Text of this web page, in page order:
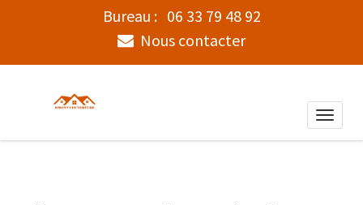
Bureau : 06 33 79 48 92
Nous contacter
Toggle